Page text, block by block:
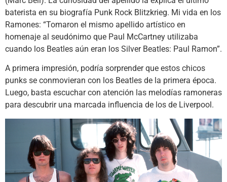
baterista en su biografía Punk Rock Blitzkrieg. Mi vida en los
Ramones: “Tomaron el mismo apellido artístico en
homenaje al seudónimo que Paul McCartney utilizaba
cuando los Beatles aún eran los Silver Beatles: Paul Ramon”.
A primera impresión, podría sorprender que estos chicos
punks se conmovieran con los Beatles de la primera época.
Luego, basta escuchar con atención las melodías ramoneras
para descubrir una marcada influencia de los de Liverpool.